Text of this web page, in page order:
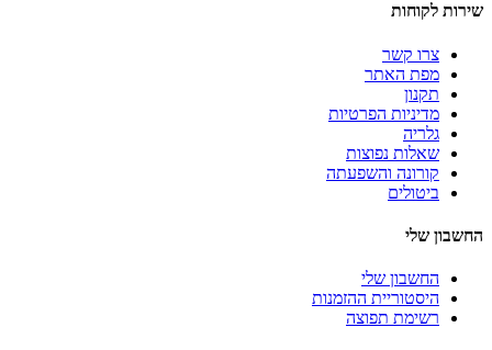
שירות לקוחות
צרו קשר
מפת האתר
תקנון
מדיניות הפרטיות
גלריה
שאלות נפוצות
קורונה והשפעתה
ביטולים
החשבון שלי
החשבון שלי
היסטוריית ההזמנות
רשימת תפוצה